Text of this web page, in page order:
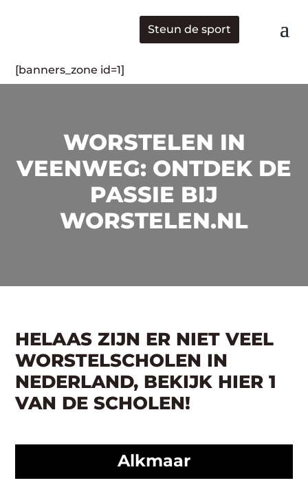
Steun de sport
[banners_zone id=1]
WORSTELEN IN
VEENWEG: ONTDEK DE
PASSIE BIJ
WORSTELEN.NL
HELAAS ZIJN ER NIET VEEL
WORSTELSCHOLEN IN
NEDERLAND, BEKIJK HIER 1
VAN DE SCHOLEN!
Alkmaar